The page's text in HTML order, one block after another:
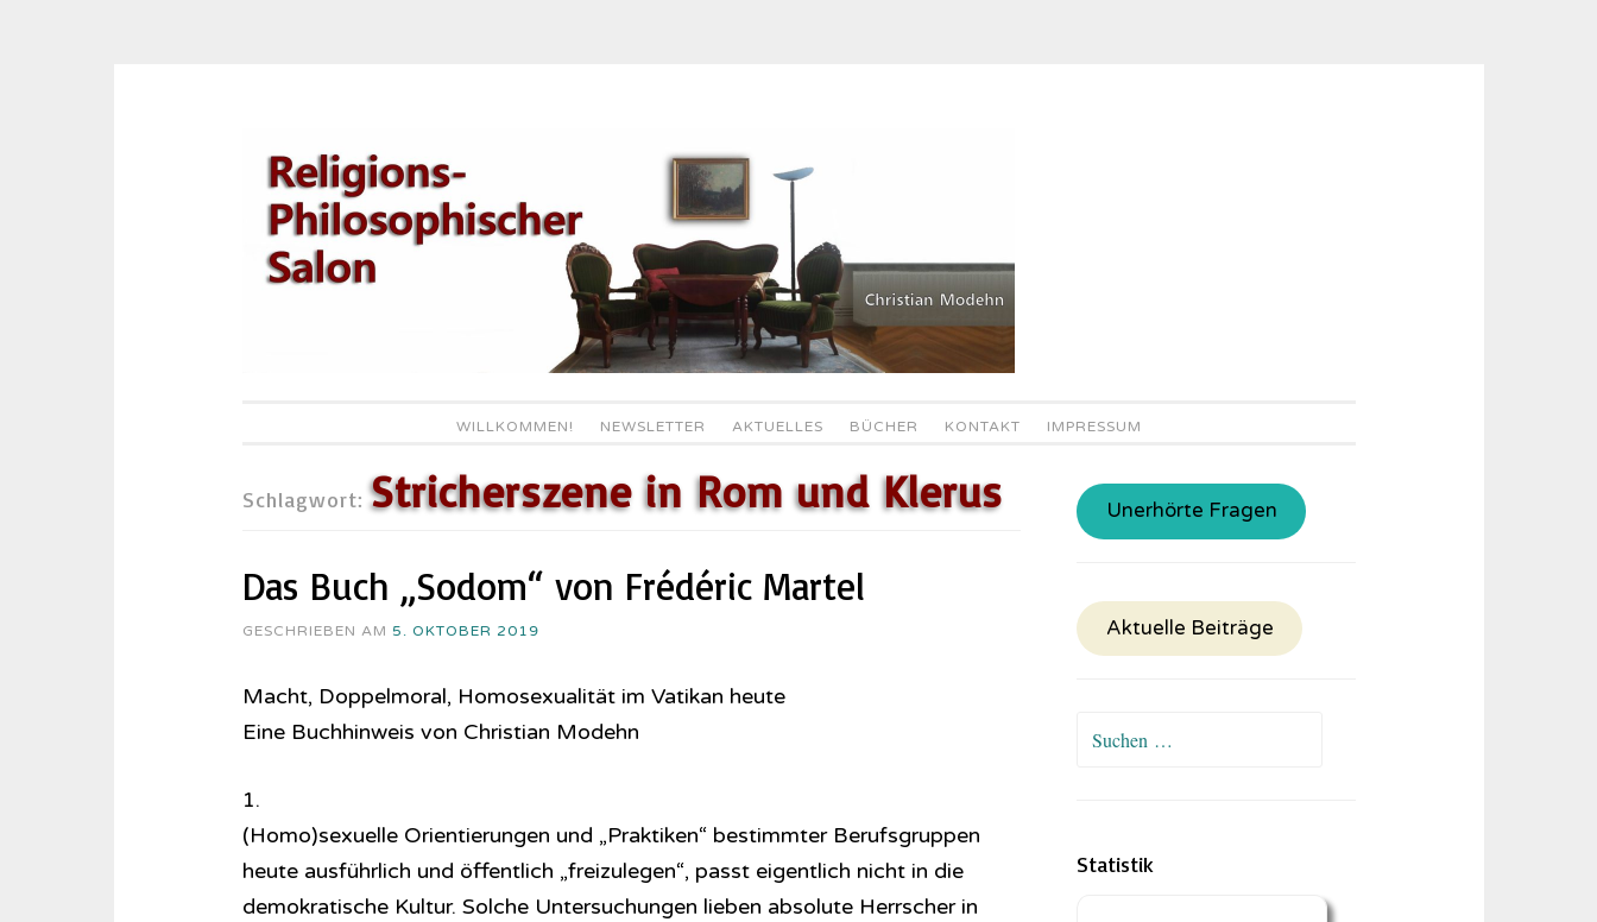
Inhalt
springen
WILLKOMMEN! NEWSLETTER AKTUELLES BÜCHER KONTAKT IMPRESSUM
Schlagwort:Stricherszene in Rom und Klerus
Das Buch „Sodom“ von Frédéric Martel
GESCHRIEBEN AM 5. OKTOBER 2019
Macht, Doppelmoral, Homosexualität im Vatikan heute
Eine Buchhinweis von Christian Modehn
1.
(Homo)sexuelle Orientierungen und „Praktiken“ bestimmter Berufsgruppen
heute ausführlich und öffentlich „freizulegen“, passt eigentlich nicht in die
demokratische Kultur. Solche Untersuchungen lieben absolute Herrscher in
Unerhörte Fragen
Aktuelle Beiträge
Suchen
Statistik